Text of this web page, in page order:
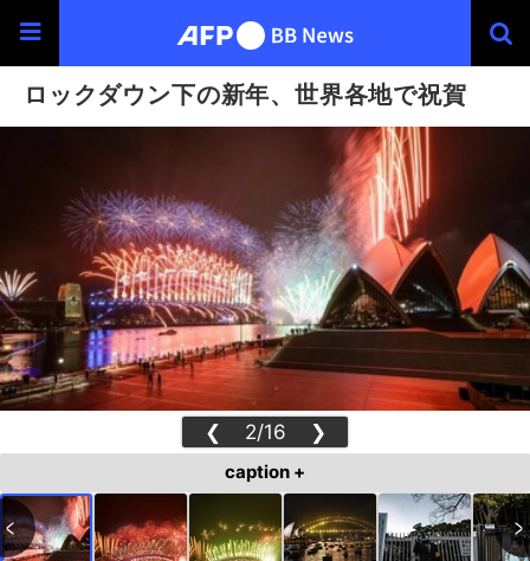
ロックダウン下の新年、世界各地で祝賀
❮ 2/16 ❯
caption +